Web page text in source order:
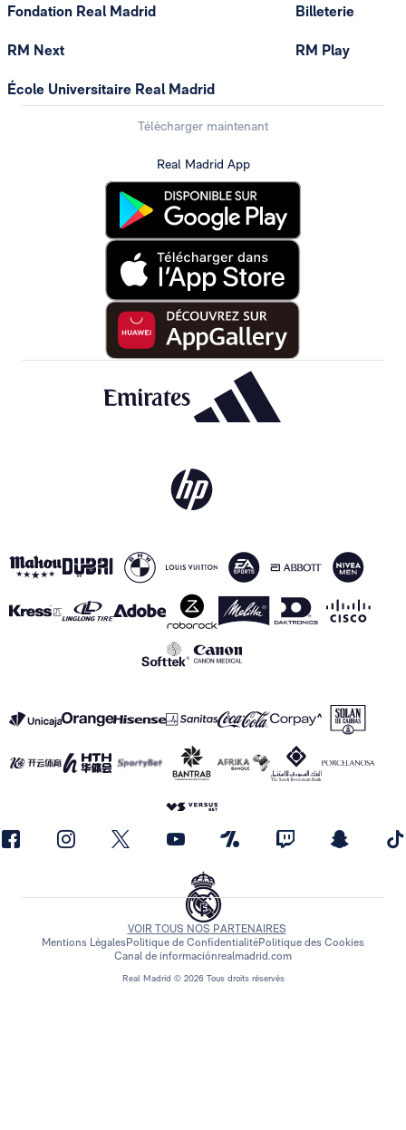
Fondation Real Madrid
RM Next
École Universitaire Real Madrid
Billeterie
RM Play
Télécharger maintenant
Real Madrid App
Real Madrid © 2026 Tous droits réservés
VOIR TOUS NOS PARTENAIRES
Mentions LégalesPolitique de ConfidentialitéPolitique des Cookies
Canal de informaciónrealmadrid.com